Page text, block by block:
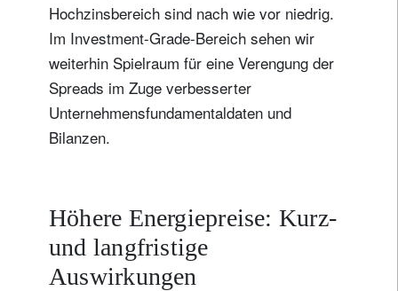
Hochzinsbereich sind nach wie vor niedrig.
Im Investment-Grade-Bereich sehen wir
weiterhin Spielraum für eine Verengung der
Spreads im Zuge verbesserter
Unternehmensfundamentaldaten und
Bilanzen.
Höhere Energiepreise: Kurz-
und langfristige
Auswirkungen